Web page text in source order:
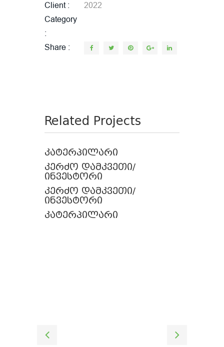
Client
2022
Category
Share
Related Projects
კატერპილარი
კერძო დამკვეთი/
ინვესტორი
კერძო დამკვეთი/
ინვესტორი
კატერპილარი